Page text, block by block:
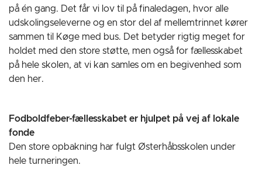
på én gang. Det får vi lov til på finaledagen, hvor alle
udskolingseleverne og en stor del af mellemtrinnet kører
sammen til Køge med bus. Det betyder rigtig meget for
holdet med den store støtte, men også for fællesskabet
på hele skolen, at vi kan samles om en begivenhed som
den her.
Fodboldfeber-fællesskabet er hjulpet på vej af lokale
fonde
Den store opbakning har fulgt Østerhåbsskolen under
hele turneringen.